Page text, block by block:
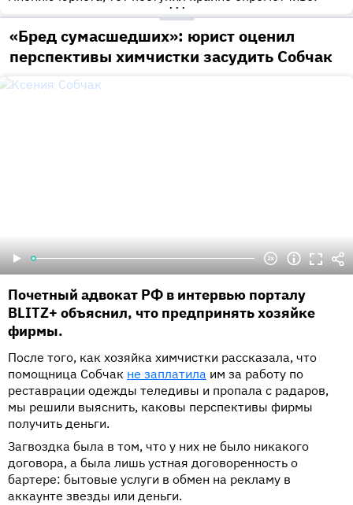
•••
«Бред сумасшедших»: юрист оценил
перспективы химчистки засудить Собчак
Почетный адвокат РФ в интервью порталу
BLITZ+ объяснил, что предпринять хозяйке
фирмы.
После того, как хозяйка химчистки рассказала, что
помощница Собчак не заплатила им за работу по
реставрации одежды теледивы и пропала с радаров,
мы решили выяснить, каковы перспективы фирмы
получить деньги.
Загвоздка была в том, что у них не было никакого
договора, а была лишь устная договоренность о
бартере: бытовые услуги в обмен на рекламу в
аккаунте звезды или деньги.